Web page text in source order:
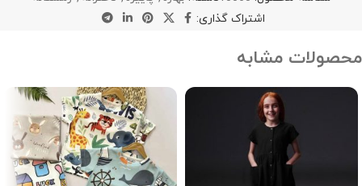
اشتراک گذاری:
محصولات مشابه